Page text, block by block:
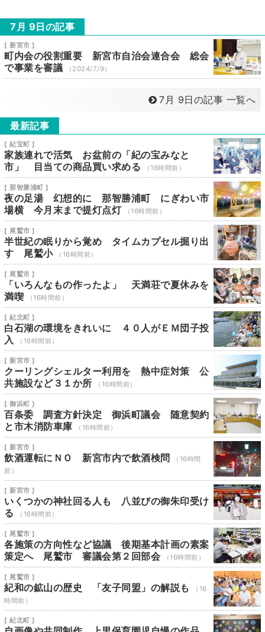
7月 9日の記事
[ 新宮市 ]
町内会の役割重要 新宮市自治会連合会 総会
で事業を審議
（2024/7/9）
7月 9日の記事 一覧へ
最新記事
[ 紀宝町 ]
家族連れで活気 お盆前の「紀の宝みなと
市」 目当ての商品買い求める
（16時間前）
[ 那智勝浦町 ]
夜の足湯 幻想的に 那智勝浦町 にぎわい市
場横 今月末まで提灯点灯
（16時間前）
[ 尾鷲市 ]
半世紀の眠りから覚め タイムカプセル掘り出
す 尾鷲小
（16時間前）
[ 尾鷲市 ]
「いろんなもの作ったよ」 天満荘で夏休みを
満喫
（16時間前）
[ 紀北町 ]
白石湖の環境をきれいに ４０人がＥＭ団子投
入
（16時間前）
[ 新宮市 ]
クーリングシェルター利用を 熱中症対策 公
共施設など３１か所
（16時間前）
[ 御浜町 ]
百条委 調査方針決定 御浜町議会 随意契約
と市木消防車庫
（16時間前）
[ 新宮市 ]
飲酒運転にＮＯ 新宮市内で飲酒検問
（16時間
前）
[ 新宮市 ]
いくつかの神社回る人も 八並びの御朱印受け
る
（16時間前）
[ 尾鷲市 ]
各施策の方向性など協議 後期基本計画の素案
策定へ 尾鷲市 審議会第２回部会
（16時間前）
[ 尾鷲市 ]
紀和の鉱山の歴史 「友子同盟」の解説も
（16
時間前）
[ 紀北町 ]